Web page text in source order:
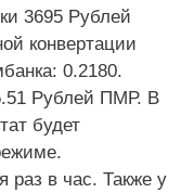
3695 Рублей
конвертации
0.2180.
Рублей ПМР. В
будет
раз в час. Также у